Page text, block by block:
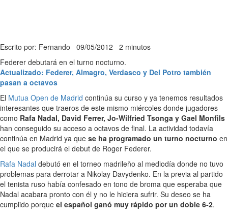
Escrito por: Fernando 09/05/2012 2 minutos
Federer debutará en el turno nocturno.
Actualizado: Federer, Almagro, Verdasco y Del Potro también
pasan a octavos
El Mutua Open de Madrid continúa su curso y ya tenemos resultados
interesantes que traeros de este mismo miércoles donde jugadores
como Rafa Nadal, David Ferrer, Jo-Wilfried Tsonga y Gael Monfils
han conseguido su acceso a octavos de final. La actividad todavía
continúa en Madrid ya que se ha programado un turno nocturno en
el que se producirá el debut de Roger Federer.
Rafa Nadal debutó en el torneo madrileño al mediodía donde no tuvo
problemas para derrotar a Nikolay Davydenko. En la previa al partido
el tenista ruso había confesado en tono de broma que esperaba que
Nadal acabara pronto con él y no le hiciera sufrir. Su deseo se ha
cumplido porque el español ganó muy rápido por un doble 6-2.